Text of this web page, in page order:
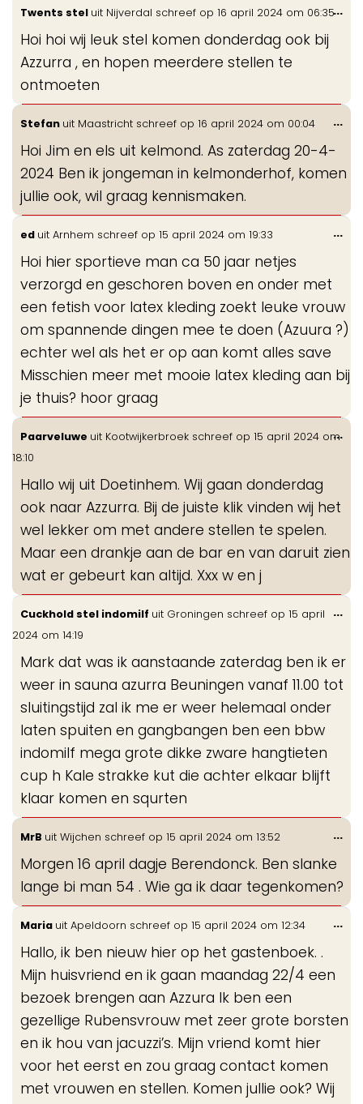
Twents stel uit Nijverdal schreef op 16 april 2024 om 06:35
Hoi hoi wij leuk stel komen donderdag ook bij
Azzurra , en hopen meerdere stellen te
ontmoeten
...
Stefan uit Maastricht schreef op 16 april 2024 om 00:04
Hoi Jim en els uit kelmond. As zaterdag 20-4-
2024 Ben ik jongeman in kelmonderhof, komen
jullie ook, wil graag kennismaken.
...
ed uit Arnhem schreef op 15 april 2024 om 19:33
Hoi hier sportieve man ca 50 jaar netjes
verzorgd en geschoren boven en onder met
een fetish voor latex kleding zoekt leuke vrouw
om spannende dingen mee te doen (Azuura ?)
echter wel als het er op aan komt alles save
Misschien meer met mooie latex kleding aan bij
je thuis? hoor graag
...
Paarveluwe uit Kootwijkerbroek schreef op 15 april 2024 om
18:10
Hallo wij uit Doetinhem. Wij gaan donderdag
ook naar Azzurra. Bij de juiste klik vinden wij het
wel lekker om met andere stellen te spelen.
Maar een drankje aan de bar en van daruit zien
wat er gebeurt kan altijd. Xxx w en j
...
Cuckhold stel indomilf uit Groningen schreef op 15 april
2024 om 14:19
Mark dat was ik aanstaande zaterdag ben ik er
weer in sauna azurra Beuningen vanaf 11.00 tot
sluitingstijd zal ik me er weer helemaal onder
laten spuiten en gangbangen ben een bbw
indomilf mega grote dikke zware hangtieten
cup h Kale strakke kut die achter elkaar blijft
klaar komen en squrten
...
MrB uit Wijchen schreef op 15 april 2024 om 13:52
Morgen 16 april dagje Berendonck. Ben slanke
lange bi man 54 . Wie ga ik daar tegenkomen?
...
Maria uit Apeldoorn schreef op 15 april 2024 om 12:34
Hallo, ik ben nieuw hier op het gastenboek. .
Mijn huisvriend en ik gaan maandag 22/4 een
bezoek brengen aan Azzura Ik ben een
gezellige Rubensvrouw met zeer grote borsten
en ik hou van jacuzzi’s. Mijn vriend komt hier
voor het eerst en zou graag contact komen
met vrouwen en stellen. Komen jullie ook? Wij
...